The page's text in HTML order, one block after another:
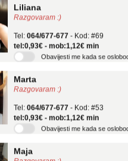
Razgovaram :)
Tel:064/677-677
tel:0,93€ - mob:1,12€ min
Obavijesti me kada se oslobodi
Razgovaram :)
Tel:064/677-677
tel:0,93€ - mob:1,12€ min
Obavijesti me kada se oslobodi
Razgovaram :)